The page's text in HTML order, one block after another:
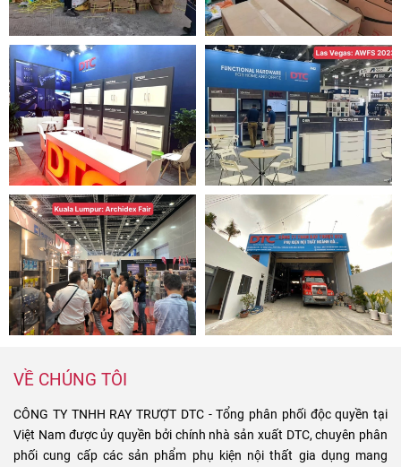
VỀ CHÚNG TÔI
CÔNG TY TNHH RAY TRƯỢT DTC - Tổng phân phối độc quyền tại
Việt Nam được ủy quyền bởi chính nhà sản xuất DTC, chuyên phân
phối cung cấp các sản phẩm phụ kiện nội thất gia dụng mang